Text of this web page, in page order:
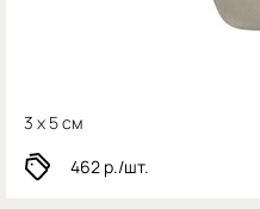
3 x 5 см
462 р./шт.